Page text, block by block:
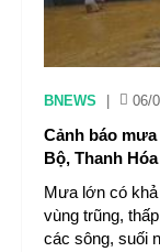
BNEWS 06/
Cảnh báo
Bộ, Thanh
Mưa lớn có khả
vùng trũng,
các sông, suối